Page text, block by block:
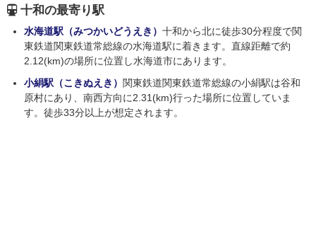
十和の最寄り駅
水海道駅（みつかいどうえき） 十和から北に徒歩30分程度で関
東鉄道関東鉄道常総線の水海道駅に着きます。直線距離で約
2.12(km)の場所に位置し水海道市にあります。
小絹駅（こきぬえき） 関東鉄道関東鉄道常総線の小絹駅は谷和
原村にあり、南西方向に2.31(km)行った場所に位置していま
す。徒歩33分以上が想定されます。